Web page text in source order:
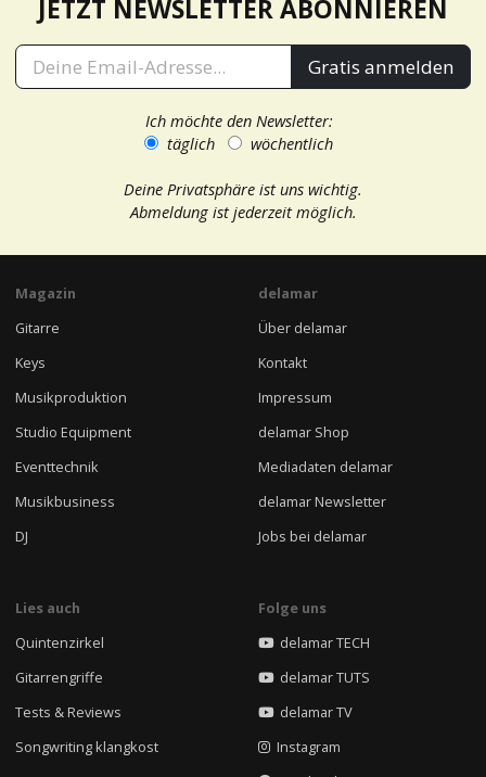
JETZT NEWSLETTER ABONNIEREN
Gratis anmelden
Ich möchte den Newsletter:
täglich
wöchentlich
Deine Privatsphäre ist uns wichtig.
Abmeldung ist jederzeit möglich.
Magazin
Gitarre
Keys
Musikproduktion
Studio Equipment
Eventtechnik
Musikbusiness
DJ
delamar
Über delamar
Kontakt
Impressum
delamar Shop
Mediadaten delamar
delamar Newsletter
Jobs bei delamar
Lies auch
Quintenzirkel
Gitarrengriffe
Tests & Reviews
Songwriting klangkost
Folge uns
delamar TECH
delamar TUTS
delamar TV
Instagram